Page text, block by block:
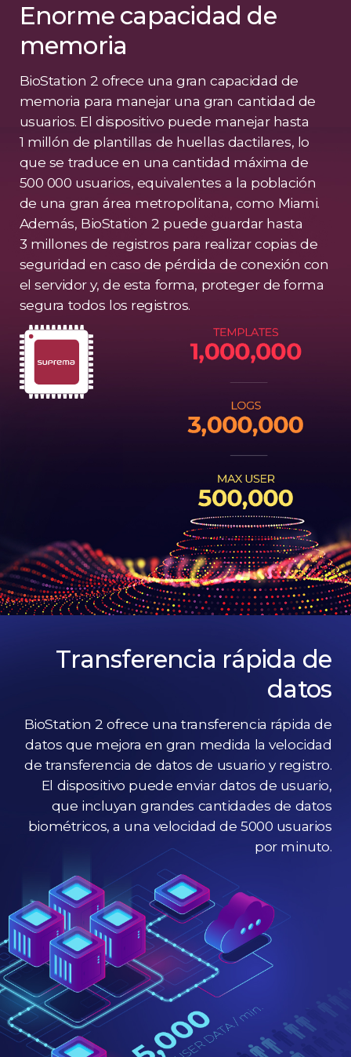
Enorme capacidad de
memoria
BioStation 2 ofrece una gran capacidad de
memoria para manejar una gran cantidad de
usuarios. El dispositivo puede manejar hasta
1 millón de plantillas de huellas dactilares, lo
que se traduce en una cantidad máxima de
500 000 usuarios, equivalentes a la población
de una gran área metropolitana, como Miami.
Además, BioStation 2 puede guardar hasta
3 millones de registros para realizar copias de
seguridad en caso de pérdida de conexión con
el servidor y, de esta forma, proteger de forma
segura todos los registros.
Transferencia rápida de
datos
BioStation 2 ofrece una transferencia rápida de
datos que mejora en gran medida la velocidad
de transferencia de datos de usuario y registro.
El dispositivo puede enviar datos de usuario,
que incluyan grandes cantidades de datos
biométricos, a una velocidad de 5000 usuarios
por minuto.